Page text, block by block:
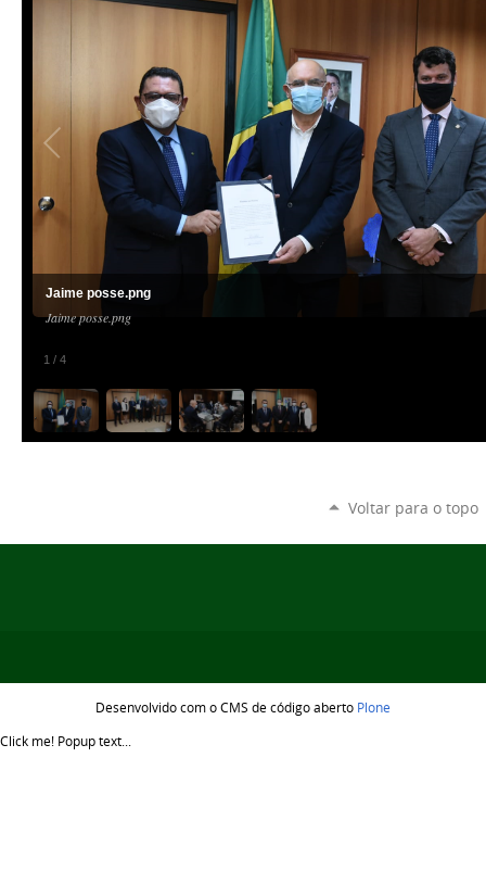
1 / 4
Jaime posse.png
Jaime posse.png
Voltar para o topo
Desenvolvido com o CMS de código aberto Plone
Click me! Popup text...